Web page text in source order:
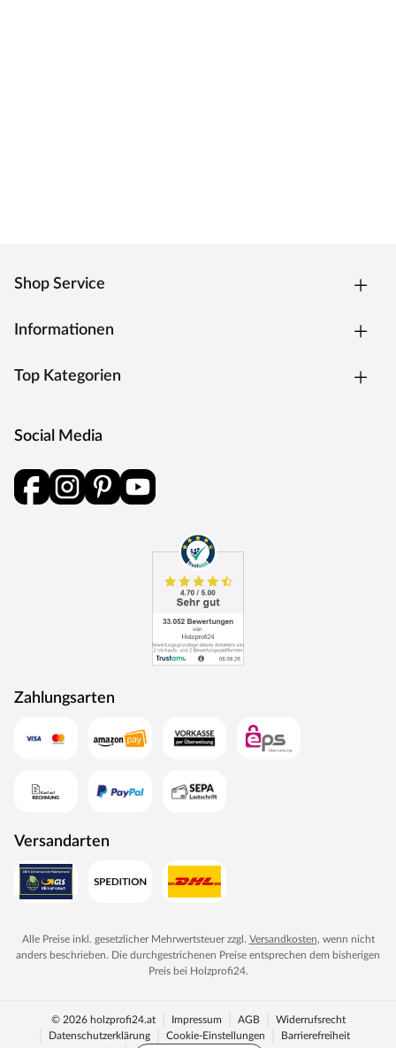
Shop Service
Informationen
Top Kategorien
Social Media
Zahlungsarten
Versandarten
Alle Preise inkl. gesetzlicher Mehrwertsteuer zzgl. Versandkosten, wenn nicht
anders beschrieben. Die durchgestrichenen Preise entsprechen dem bisherigen
Preis bei Holzprofi24.
© 2026 holzprofi24.at Impressum AGB
Widerrufsrecht
Datenschutzerklärung
Cookie-Einstellungen Barrierefreiheit